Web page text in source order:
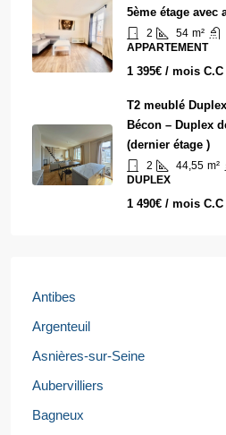
5ème étage avec
2 54 m²
APPARTEMENT
1 395€ / mois C.C
T2 meublé
Bécon – Duplex
(dernier étage )
2 44,55 m²
DUPLEX
1 490€ / mois C.C
Antibes
Argenteuil
Asnières-sur-Seine
Aubervilliers
Bagneux